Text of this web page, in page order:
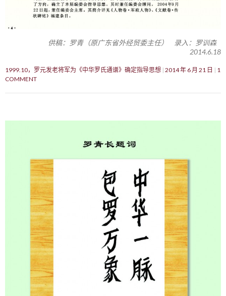
供稿：罗青（原广东省外经贸委主任） 录入：罗训森
2014.6.18
1999.10，罗元发老将军为《中华罗氏通谱》确定指导思想 2014 年 6 月 21 日
1
COMMENT